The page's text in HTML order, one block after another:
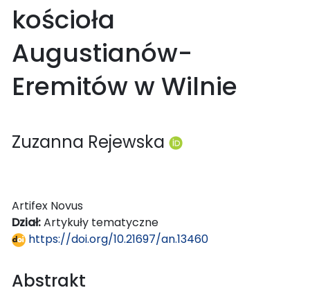
kościoła
Augustianów-
Eremitów w Wilnie
Zuzanna Rejewska
Artifex Novus
Dział:Artykuły tematyczne
https://doi.org/10.21697/an.13460
Abstrakt